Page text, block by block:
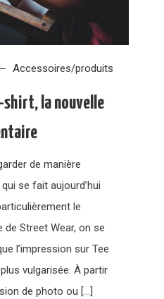
Accessoires/produits
shirt, la nouvelle
de manière
se fait aujourd’hui
le
de Street Wear, on se
l’impression sur Tee
vulgarisée. À partir
de photo ou […]